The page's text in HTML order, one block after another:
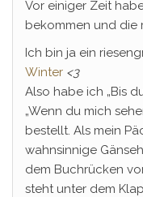
Vor einiger Zeit
bekommen und die
Ich bin ja ein
Winter <3
Also habe ich „Bis
„Wenn du mich
bestellt. Als mein
wahnsinnige
dem Buchrücken
steht unter dem